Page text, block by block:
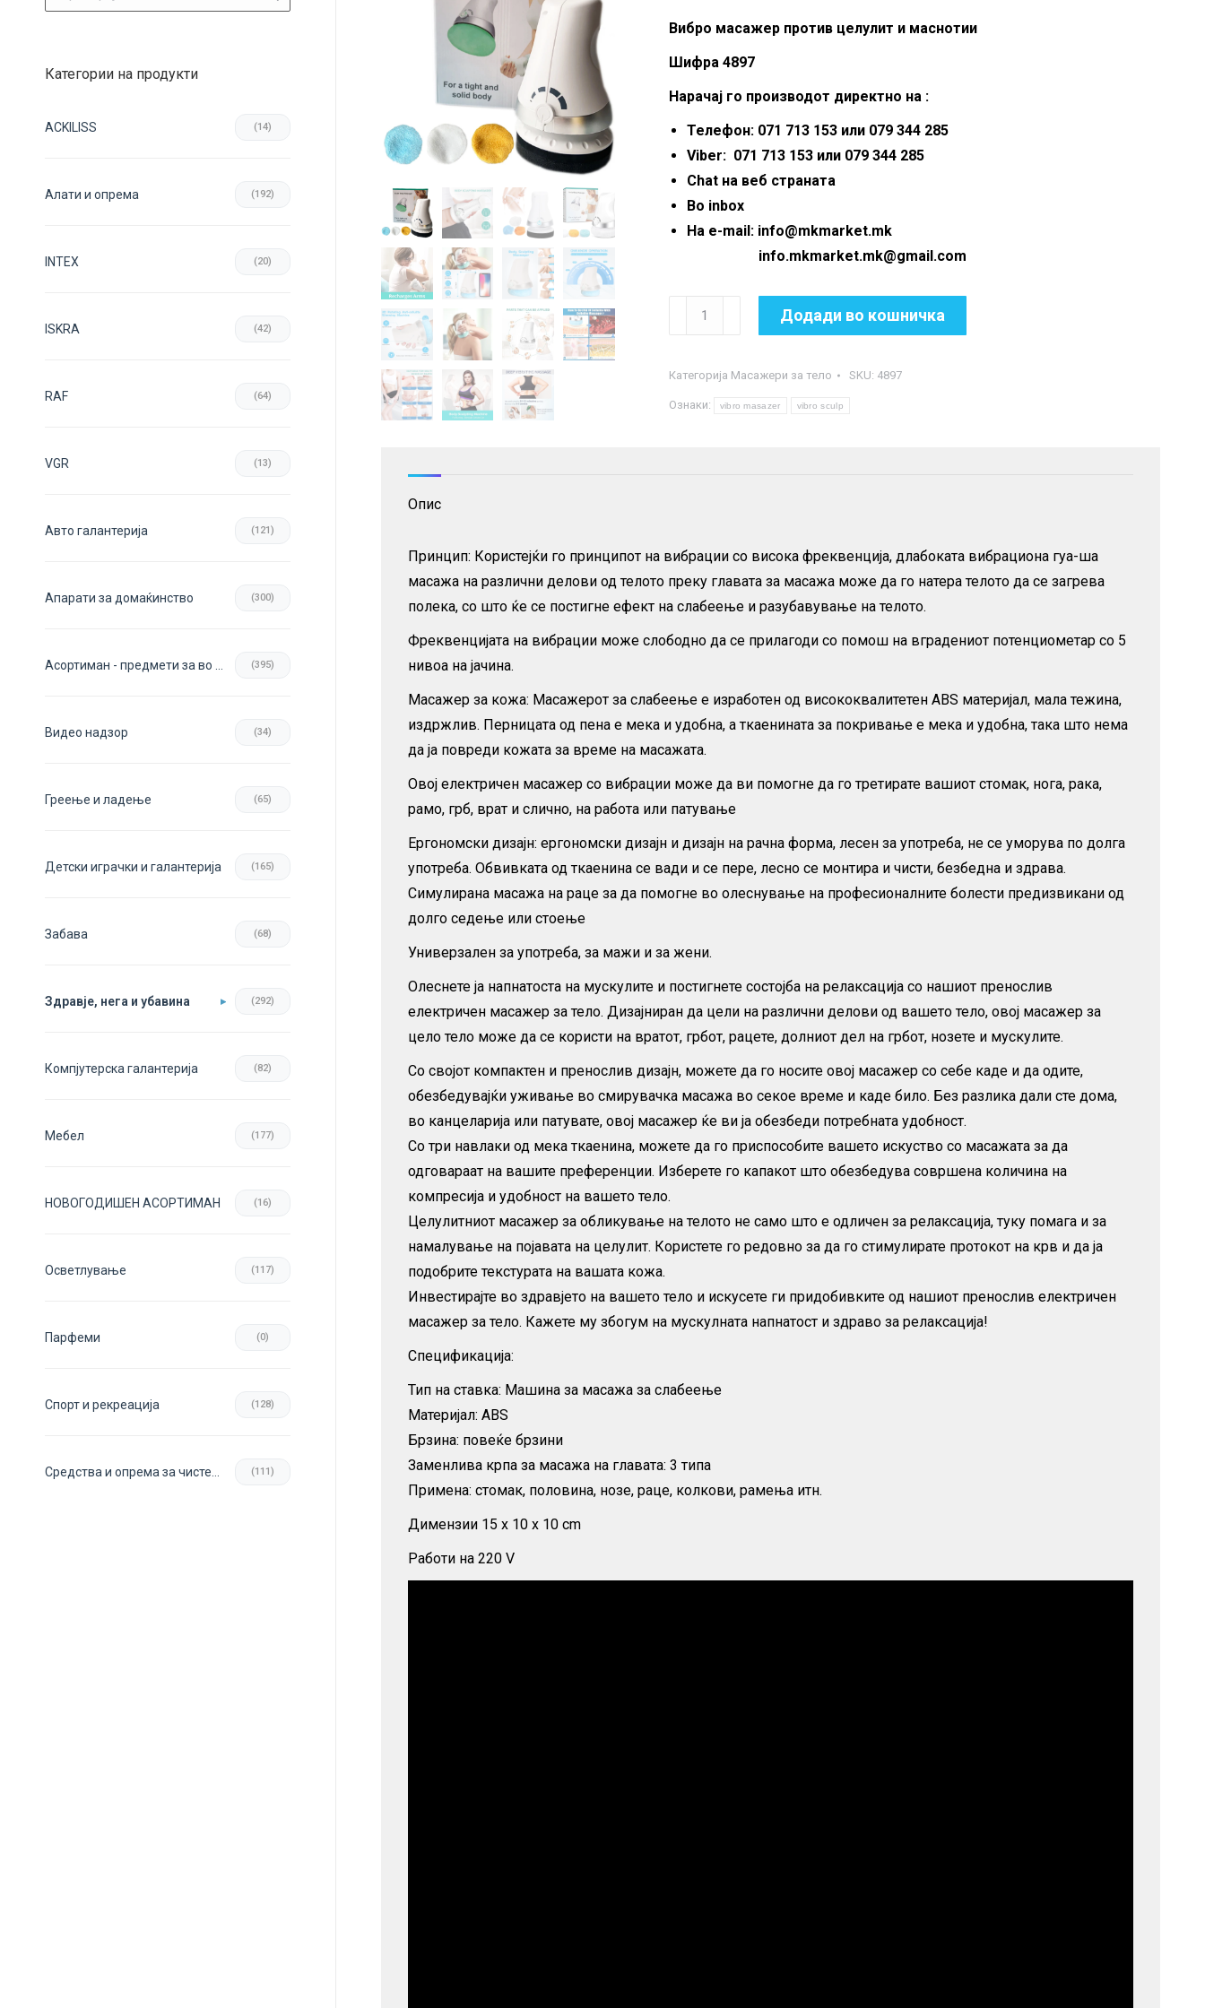
1,190.00 ден.990.00 ден.
Вибро масажер против целулит и маснотии
Шифра 4897
Нарачај го производот директно на :
Телефон: 071 713 153 или 079 344 285
Viber: 071 713 153 или 079 344 285
Chat на веб страната
Во inbox
На e-mail: info@mkmarket.mk
info.mkmarket.mk@gmail.com
Вибро
масажер
целулит
и
Додади во кошничка
Категорија Масажери за тело SKU: 4897
Ознаки: vibro masazer vibro sculp
Опис
Принцип: Користејќи го принципот на вибрации со висока фреквенција, длабоката вибрациона гуа-ша
масажа на различни делови од телото преку главата за масажа може да го натера телото да се загрева
полека, со што ќе се постигне ефект на слабеење и разубавување на телото.
Фреквенцијата на вибрации може слободно да се прилагоди со помош на вградениот потенциометар со 5
нивоа на јачина.
Масажер за кожа: Масажерот за слабеење е изработен од висококвалитетен ABS материјал, мала тежина,
издржлив. Перницата од пена е мека и удобна, а ткаенината за покривање е мека и удобна, така што нема
да ја повреди кожата за време на масажата.
Овој електричен масажер со вибрации може да ви помогне да го третирате вашиот стомак, нога, рака,
рамо, грб, врат и слично, на работа или патување
Ергономски дизајн: ергономски дизајн и дизајн на рачна форма, лесен за употреба, не се уморува по долга
употреба. Обвивката од ткаенина се вади и се пере, лесно се монтира и чисти, безбедна и здрава.
Симулирана масажа на раце за да помогне во олеснување на професионалните болести предизвикани од
долго седење или стоење
Универзален за употреба, за мажи и за жени.
Олеснете ја напнатоста на мускулите и постигнете состојба на релаксација со нашиот пренослив
електричен масажер за тело. Дизајниран да цели на различни делови од вашето тело, овој масажер за
цело тело може да се користи на вратот, грбот, рацете, долниот дел на грбот, нозете и мускулите.
Со својот компактен и пренослив дизајн, можете да го носите овој масажер со себе каде и да одите,
обезбедувајќи уживање во смирувачка масажа во секое време и каде било. Без разлика дали сте дома,
во канцеларија или патувате, овој масажер ќе ви ја обезбеди потребната удобност.
Со три навлаки од мека ткаенина, можете да го приспособите вашето искуство со масажата за да
одговараат на вашите преференции. Изберете го капакот што обезбедува совршена количина на
компресија и удобност на вашето тело.
Целулитниот масажер за обликување на телото не само што е одличен за релаксација, туку помага и за
намалување на појавата на целулит. Користете го редовно за да го стимулирате протокот на крв и да ја
подобрите текстурата на вашата кожа.
Инвестирајте во здравјето на вашето тело и искусете ги придобивките од нашиот пренослив електричен
масажер за тело. Кажете му збогум на мускулната напнатост и здраво за релаксација!
Спецификација:
Тип на ставка: Машина за масажа за слабеење
Материјал: ABS
Брзина: повеќе брзини
Заменлива крпа за масажа на главата: 3 типа
Примена: стомак, половина, нозе, раце, колкови, рамења итн.
Димензии 15 x 10 x 10 cm
Работи на 220 V
Категории на продукти
ACKILISS (14)
Aлати и опрема (192)
INTEX (20)
ISKRA (42)
RAF (64)
VGR (13)
Авто галантерија (121)
Апарати за домаќинство (300)
(395)
Видео надзор (34)
Греење и ладење (65)
Детски играчки и галантерија (165)
Забава (68)
Здравје, нега и убавина (292)
Компјутерска галантерија (82)
Мебел (177)
НОВОГОДИШЕН АСОРТИМАН (16)
Осветлување (117)
Парфеми (0)
Спорт и рекреација (128)
(111)